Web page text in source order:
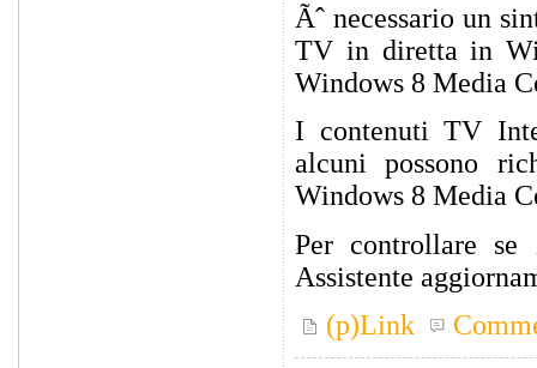
Ãˆ necessario un
TV in diretta in
Windows 8 Media
I contenuti TV
alcuni possono
Windows 8 Media
Per controllare
Assistente
(p)Link